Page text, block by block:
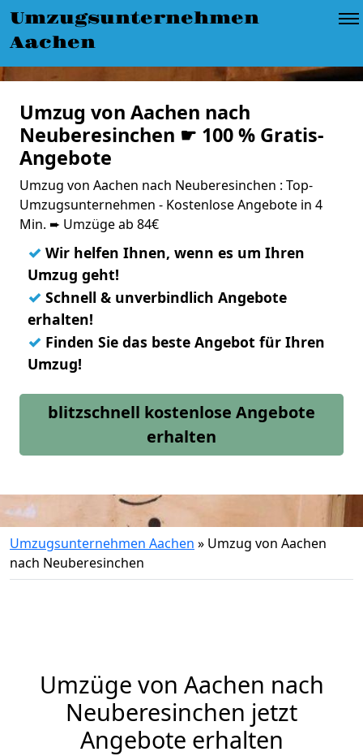
Umzugsunternehmen
Aachen
Umzug von Aachen nach
Neuberesinchen ☛ 100 % Gratis-
Angebote
Umzug von Aachen nach Neuberesinchen : Top-
Umzugsunternehmen - Kostenlose Angebote in 4
Min. ➨ Umzüge ab 84€
✓ Wir helfen Ihnen, wenn es um Ihren
Umzug geht!
✓ Schnell & unverbindlich Angebote
erhalten!
✓ Finden Sie das beste Angebot für Ihren
Umzug!
blitzschnell kostenlose Angebote
erhalten
Umzugsunternehmen Aachen » Umzug von Aachen
nach Neuberesinchen
Umzüge von Aachen nach
Neuberesinchen jetzt
Angebote erhalten